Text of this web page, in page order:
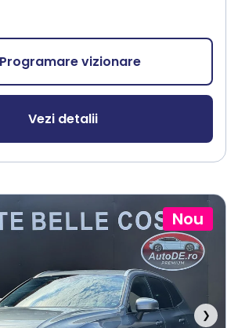
Programare vizionare
Vezi detalii
Nou
❯